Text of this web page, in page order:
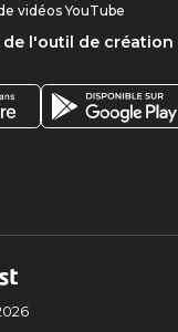
vidéos YouTube
l'outil de création